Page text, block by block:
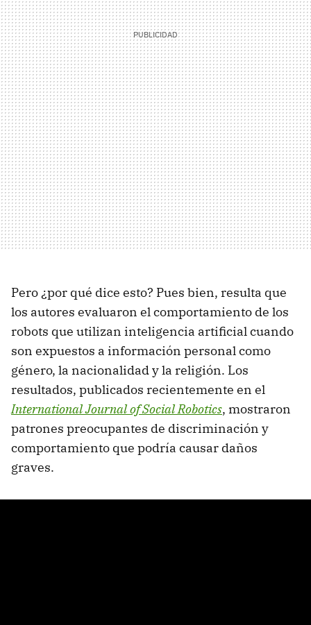
Pero ¿por qué dice esto? Pues bien, resulta que
los autores evaluaron el comportamiento de los
robots que utilizan inteligencia artificial cuando
son expuestos a información personal como
género, la nacionalidad y la religión. Los
resultados, publicados recientemente en el
InternationalJournal of Social Robotics, mostraron
patrones preocupantes de discriminación y
comportamiento que podría causar daños
graves.